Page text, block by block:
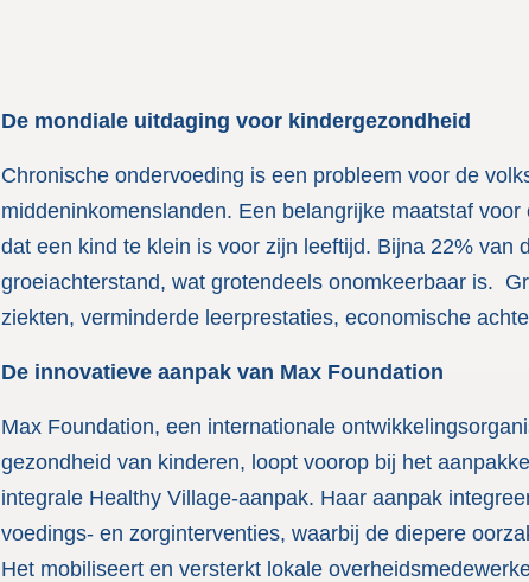
De mondiale uitdaging voor kindergezondheid
Chronische ondervoeding is een probleem voor de
middeninkomenslanden. Een belangrijke maatstaf
dat een kind te klein is voor zijn leeftijd. Bijna 22% van
groeiachterstand, wat grotendeels onomkeerbaar is.
ziekten, verminderde leerprestaties, economische
De innovatieve aanpak van Max Foundation
Max Foundation, een internationale
gezondheid van kinderen, loopt voorop bij het
integrale Healthy Village-aanpak. Haar aanpak
voedings- en zorginterventies, waarbij de diepere
Het mobiliseert en versterkt lokale